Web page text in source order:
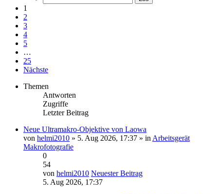
1
2
3
4
5
…
25
Nächste
Themen
Antworten
Zugriffe
Letzter Beitrag
Neue Ultramakro-Objektive von Laowa
von helmi2010 » 5. Aug 2026, 17:37 » in Arbeitsgerät
Makrofotografie
0
54
von helmi2010 Neuester Beitrag
5. Aug 2026, 17:37